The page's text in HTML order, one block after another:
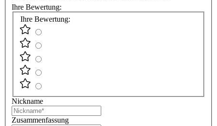
Ihre Bewertung:
Ihre Bewertung:
Nickname
Zusammenfassung